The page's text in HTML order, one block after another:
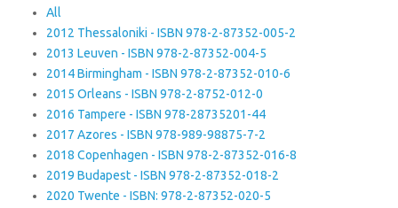
All
2012 Thessaloniki - ISBN 978-2-87352-005-2
2013 Leuven - ISBN 978-2-87352-004-5
2014 Birmingham - ISBN 978-2-87352-010-6
2015 Orleans - ISBN 978-2-8752-012-0
2016 Tampere - ISBN 978-28735201-44
2017 Azores - ISBN 978-989-98875-7-2
2018 Copenhagen - ISBN 978-2-87352-016-8
2019 Budapest - ISBN 978-2-87352-018-2
2020 Twente - ISBN: 978-2-87352-020-5